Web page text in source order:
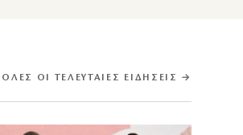
ΌΛΕΣ ΟΙ ΤΕΛΕΥΤΑΊΕΣ ΕΙΔΉΣΕΙΣ →